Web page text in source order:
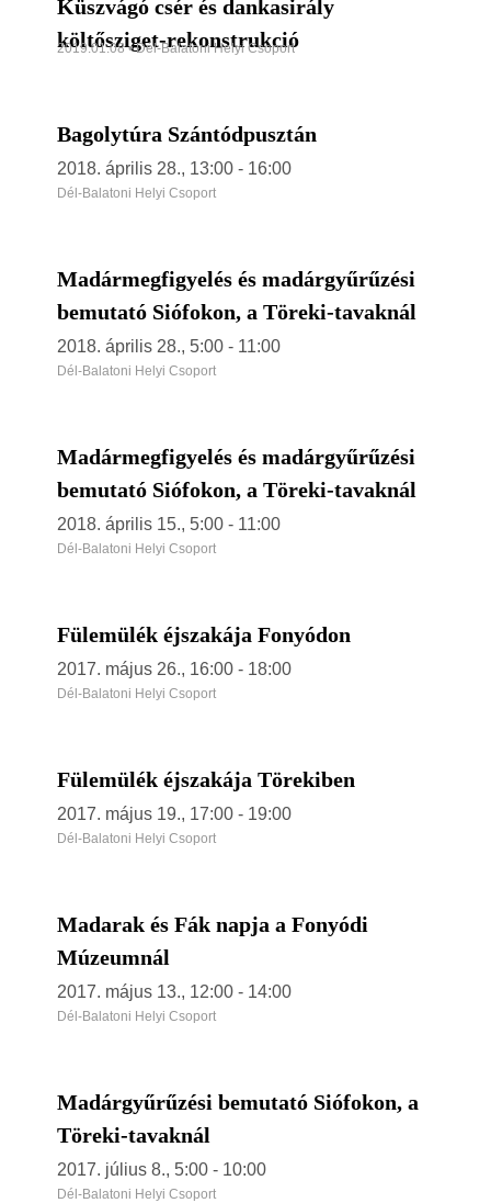
Küszvágó csér és dankasirály
költősziget-rekonstrukció
2019.01.08 • Dél-Balatoni Helyi Csoport
Bagolytúra Szántódpusztán
2018. április 28., 13:00 - 16:00
Dél-Balatoni Helyi Csoport
Madármegfigyelés és madárgyűrűzési
bemutató Siófokon, a Töreki-tavaknál
2018. április 28., 5:00 - 11:00
Dél-Balatoni Helyi Csoport
Madármegfigyelés és madárgyűrűzési
bemutató Siófokon, a Töreki-tavaknál
2018. április 15., 5:00 - 11:00
Dél-Balatoni Helyi Csoport
Fülemülék éjszakája Fonyódon
2017. május 26., 16:00 - 18:00
Dél-Balatoni Helyi Csoport
Fülemülék éjszakája Törekiben
2017. május 19., 17:00 - 19:00
Dél-Balatoni Helyi Csoport
Madarak és Fák napja a Fonyódi
Múzeumnál
2017. május 13., 12:00 - 14:00
Dél-Balatoni Helyi Csoport
Madárgyűrűzési bemutató Siófokon, a
Töreki-tavaknál
2017. július 8., 5:00 - 10:00
Dél-Balatoni Helyi Csoport